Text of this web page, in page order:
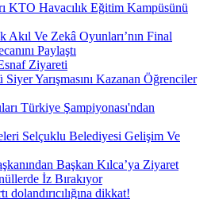
KTO Havacılık Eğitim Kampüsünü
Ve Zekâ Oyunları’nın Final
Paylaştı
Ziyareti
Yarışmasını Kazanan Öğrenciler
Türkiye Şampiyonası'ndan
Selçuklu Belediyesi Gelişim Ve
Başkan Kılca’ya Ziyaret
İz Bırakıyor
dolandırıcılığına dikkat!